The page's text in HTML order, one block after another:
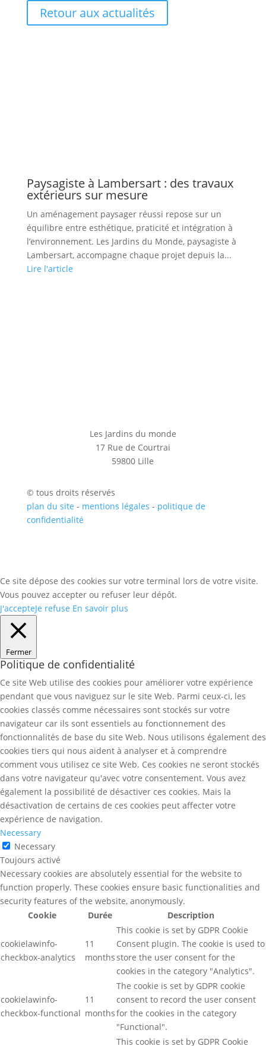
Retour aux actualités
Paysagiste à Lambersart : des travaux
extérieurs sur mesure
Un aménagement paysager réussi repose sur un
équilibre entre esthétique, praticité et intégration à
l’environnement. Les Jardins du Monde, paysagiste à
Lambersart, accompagne chaque projet depuis la...
Lire l'article
Les Jardins du monde
17 Rue de Courtrai
59800 Lille
© tous droits réservés
plan du site - mentions légales - politique de
confidentialité
Ce site dépose des cookies sur votre terminal lors de votre visite.
Vous pouvez accepter ou refuser leur dépôt.
J'accepteJe refuse En savoir plus
Fermer
Politique de confidentialité
Ce site Web utilise des cookies pour améliorer votre expérience
pendant que vous naviguez sur le site Web. Parmi ceux-ci, les
cookies classés comme nécessaires sont stockés sur votre
navigateur car ils sont essentiels au fonctionnement des
fonctionnalités de base du site Web. Nous utilisons également des
cookies tiers qui nous aident à analyser et à comprendre
comment vous utilisez ce site Web. Ces cookies ne seront stockés
dans votre navigateur qu'avec votre consentement. Vous avez
également la possibilité de désactiver ces cookies. Mais la
désactivation de certains de ces cookies peut affecter votre
expérience de navigation.
Necessary
Necessary
Toujours activé
Necessary cookies are absolutely essential for the website to
function properly. These cookies ensure basic functionalities and
security features of the website, anonymously.
Cookie
Durée Description
cookielawinfo-
checkbox-analytics
11
months
This cookie is set by GDPR Cookie
Consent plugin. The cookie is used to
store the user consent for the
cookies in the category "Analytics".
cookielawinfo-
checkbox-functional
11
months
The cookie is set by GDPR cookie
consent to record the user consent
for the cookies in the category
"Functional".
This cookie is set by GDPR Cookie